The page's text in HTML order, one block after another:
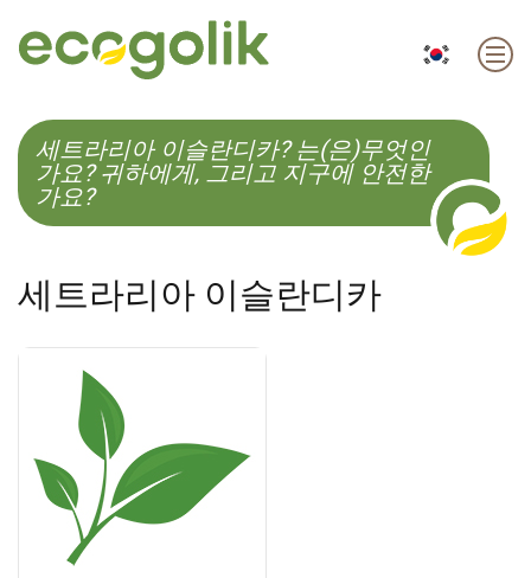
EN ES CS KO
세트라리아 이슬란디카? 는(은)무엇인
가요? 귀하에게, 그리고 지구에 안전한
가요?
세트라리아 이슬란디카